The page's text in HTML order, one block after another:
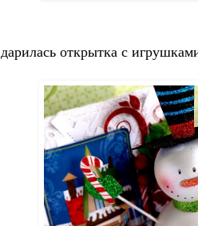
дарилась открытка с